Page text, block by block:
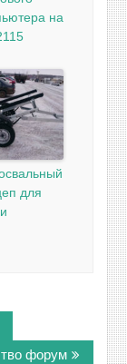
на
для
форум